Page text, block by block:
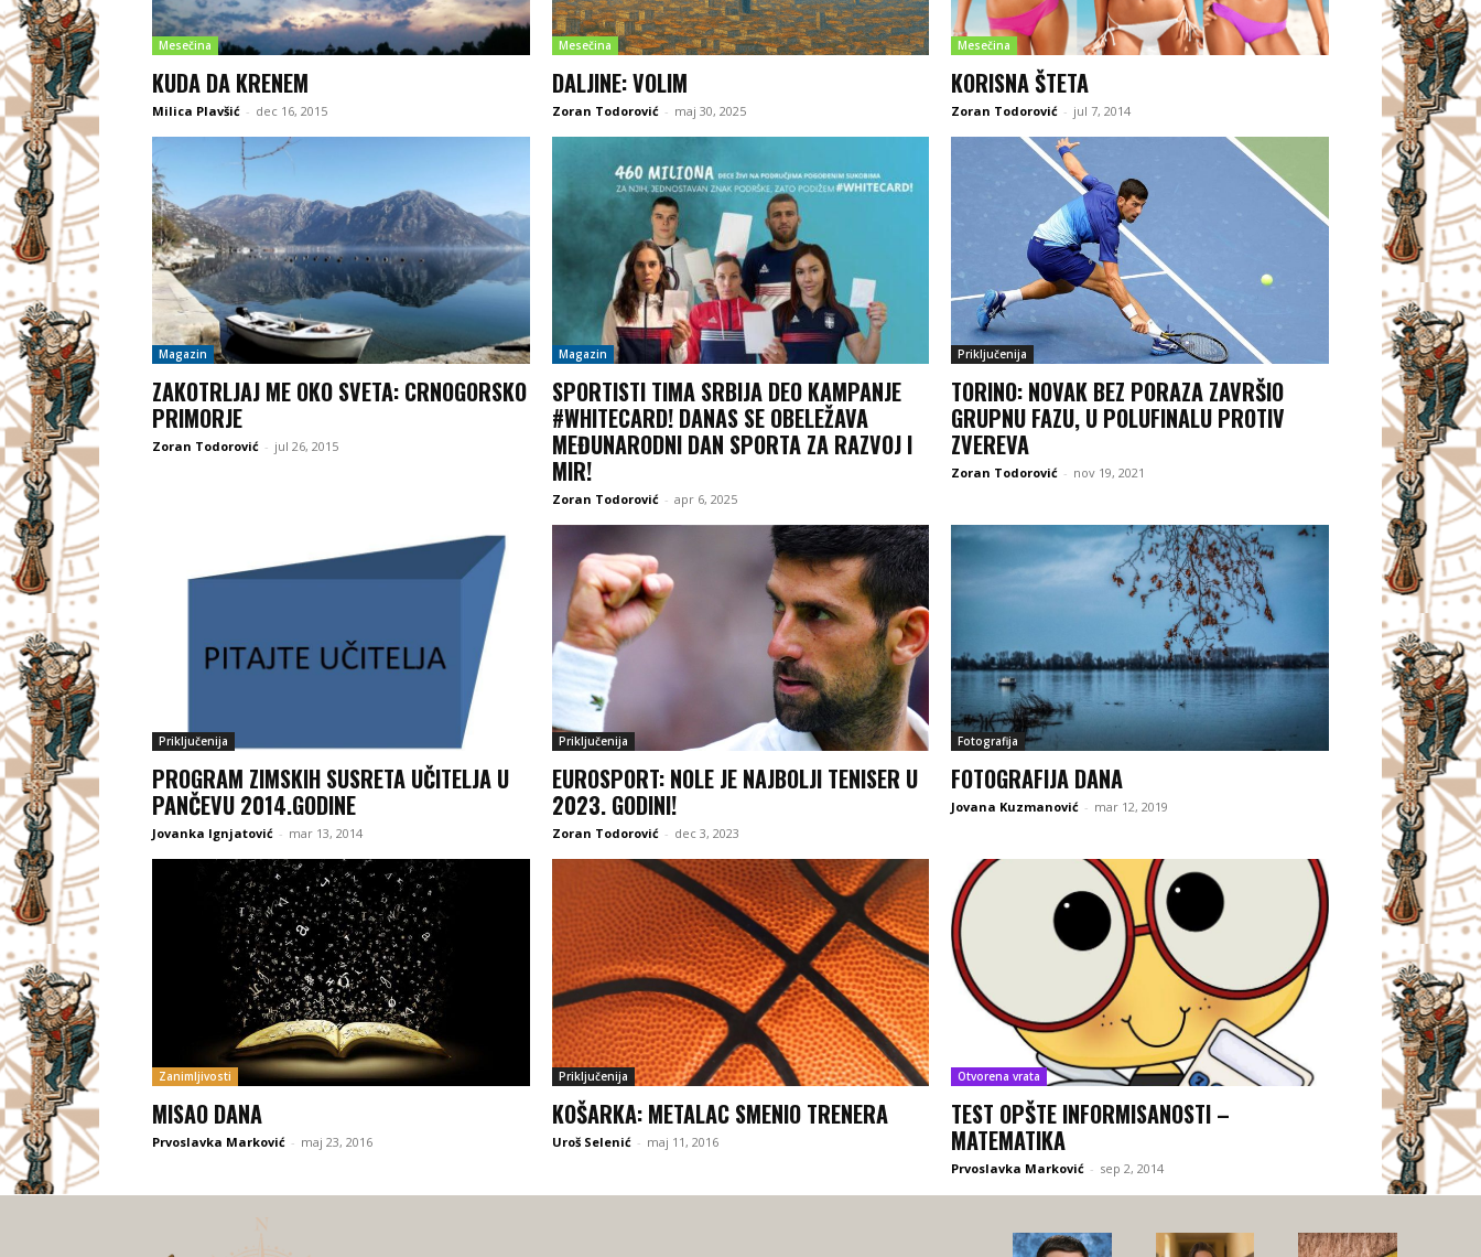
Mesečina
KUDA DA KRENEM
Milica Plavšić - dec 16, 2015
Mesečina
DALJINE: VOLIM
Zoran Todorović - maj 30, 2025
Mesečina
KORISNA ŠTETA
Zoran Todorović - jul 7, 2014
Magazin
ZAKOTRLJAJ ME OKO SVETA: CRNOGORSKO
PRIMORJE
Zoran Todorović - jul 26, 2015
Magazin
SPORTISTI TIMA SRBIJA DEO KAMPANJE
#WHITECARD! DANAS SE OBELEŽAVA
MEĐUNARODNI DAN SPORTA ZA RAZVOJ I
MIR!
Zoran Todorović - apr 6, 2025
Priključenija
TORINO: NOVAK BEZ PORAZA ZAVRŠIO
GRUPNU FAZU, U POLUFINALU PROTIV
ZVEREVA
Zoran Todorović - nov 19, 2021
Priključenija
PROGRAM ZIMSKIH SUSRETA UČITELJA U
PANČEVU 2014.GODINE
Jovanka Ignjatović - mar 13, 2014
Priključenija
EUROSPORT: NOLE JE NAJBOLJI TENISER U
2023. GODINI!
Zoran Todorović - dec 3, 2023
Fotografija
FOTOGRAFIJA DANA
Jovana Kuzmanović - mar 12, 2019
Zanimljivosti
MISAO DANA
Prvoslavka Marković - maj 23, 2016
Priključenija
KOŠARKA: METALAC SMENIO TRENERA
Uroš Selenić - maj 11, 2016
Otvorena vrata
TEST OPŠTE INFORMISANOSTI –
MATEMATIKA
Prvoslavka Marković - sep 2, 2014